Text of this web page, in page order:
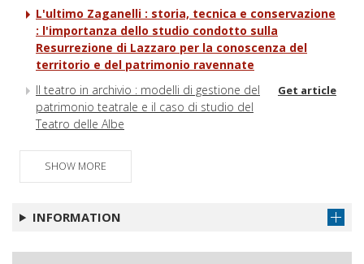
L'ultimo Zaganelli : storia, tecnica e conservazione
: l'importanza dello studio condotto sulla
Resurrezione di Lazzaro per la conoscenza del
territorio e del patrimonio ravennate
Il teatro in archivio : modelli di gestione del
patrimonio teatrale e il caso di studio del
Teatro delle Albe
Get article
Giantito Masetti
SHOW MORE
INFORMATION